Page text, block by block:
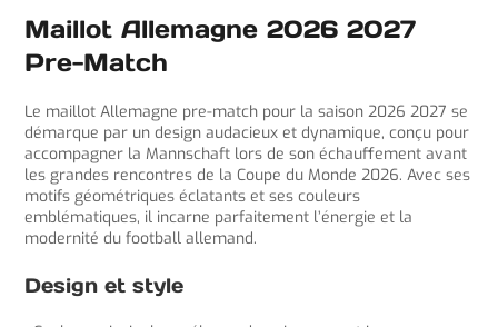
Maillot Allemagne 2026 2027
Pre-Match
Le maillot Allemagne pre-match pour la saison 2026 2027 se
démarque par un design audacieux et dynamique, conçu pour
accompagner la Mannschaft lors de son échauffement avant
les grandes rencontres de la Coupe du Monde 2026. Avec ses
motifs géométriques éclatants et ses couleurs
emblématiques, il incarne parfaitement l’énergie et la
modernité du football allemand.
Design et style